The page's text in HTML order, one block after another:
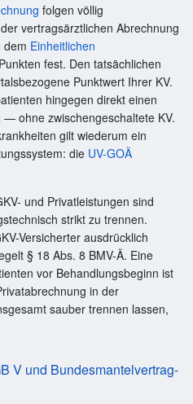
folgen völlig
vertragsärztlichen Abrechnung
dem Einheitlichen
fest. Den tatsächlichen
Punktwert Ihrer KV.
hingegen direkt einen
ohne zwischengeschaltete KV.
gilt wiederum ein
die UV-GOÄ
und Privatleistungen sind
strikt zu trennen.
Versicherter ausdrücklich
§ 18 Abs. 8 BMV-Ä. Eine
vor Behandlungsbeginn ist
in der
sauber trennen lassen,
V und Bundesmantelvertrag-